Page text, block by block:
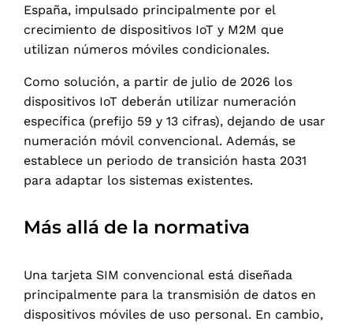
España, impulsado principalmente por el
crecimiento de dispositivos IoT y M2M que
utilizan números móviles condicionales.
Como solución, a partir de julio de 2026 los
dispositivos IoT deberán utilizar numeración
específica (prefijo 59 y 13 cifras), dejando de usar
numeración móvil convencional. Además, se
establece un periodo de transición hasta 2031
para adaptar los sistemas existentes.
Más allá de la normativa
Una tarjeta SIM convencional está diseñada
principalmente para la transmisión de datos en
dispositivos móviles de uso personal. En cambio,